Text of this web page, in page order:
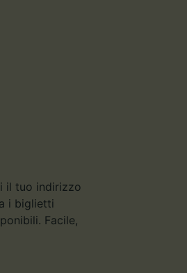
il tuo indirizzo
i biglietti
Facile,